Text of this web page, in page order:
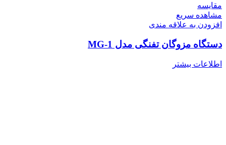
مقایسه
مشاهده سریع
افزودن به علاقه مندی
دستگاه مزوگان تفنگی مدل MG-1
اطلاعات بیشتر